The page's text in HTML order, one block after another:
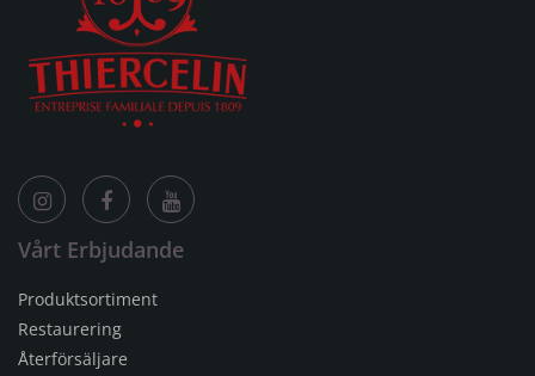
Vårt Erbjudande
Produktsortiment
Restaurering
Återförsäljare